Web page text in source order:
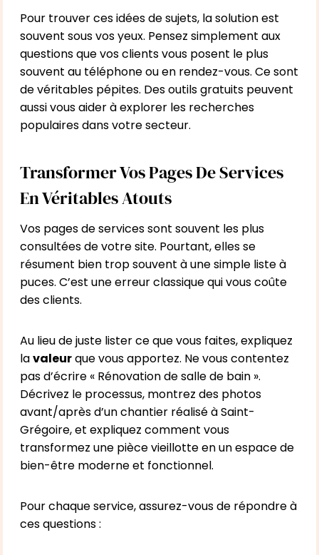
Pour trouver ces idées de sujets, la solution est
souvent sous vos yeux. Pensez simplement aux
questions que vos clients vous posent le plus
souvent au téléphone ou en rendez-vous. Ce sont
de véritables pépites. Des outils gratuits peuvent
aussi vous aider à explorer les recherches
populaires dans votre secteur.
Transformer Vos Pages De Services
En Véritables Atouts
Vos pages de services sont souvent les plus
consultées de votre site. Pourtant, elles se
résument bien trop souvent à une simple liste à
puces. C’est une erreur classique qui vous coûte
des clients.
Au lieu de juste lister ce que vous faites, expliquez
lavaleurque vous apportez. Ne vous contentez
pas d’écrire « Rénovation de salle de bain ».
Décrivez le processus, montrez des photos
avant/après d’un chantier réalisé à Saint-
Grégoire, et expliquez comment vous
transformez une pièce vieillotte en un espace de
bien-être moderne et fonctionnel.
Pour chaque service, assurez-vous de répondre à
ces questions :